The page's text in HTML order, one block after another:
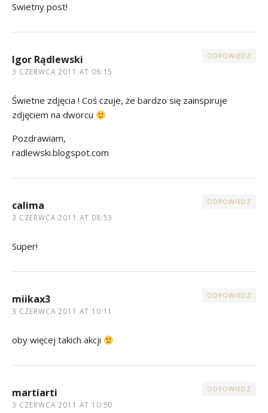
Swietny post!
Igor Rądlewski
3 CZERWCA 2011 AT 06:15
ODPOWIEDZ
Świetne zdjęcia ! Coś czuje, że bardzo się zainspiruje
zdjęciem na dworcu
Pozdrawiam,
radlewski.blogspot.com
calima
3 CZERWCA 2011 AT 08:53
ODPOWIEDZ
Super!
miikax3
3 CZERWCA 2011 AT 10:11
ODPOWIEDZ
oby więcej takich akcji
martiarti
3 CZERWCA 2011 AT 10:50
ODPOWIEDZ